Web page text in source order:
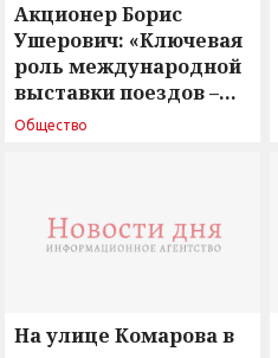
Акционер Борис
Ушерович: «Ключевая
роль международной
выставки поездов –
поиск ответов на
Общество
На улице Комарова в